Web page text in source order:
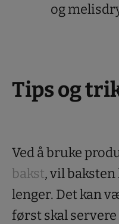
og
Tips og
Ved å bruke
bakst, vil
lenger. Det kan
først skal